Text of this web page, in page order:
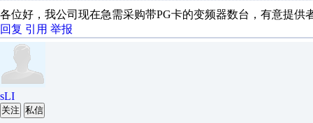
各位好，我公司现在急需采购带PG卡的变频器数台，有意提供
回复 引用 举报
sLI
关注 私信